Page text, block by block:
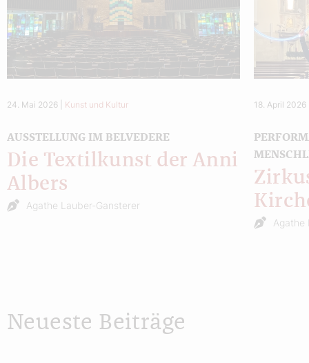
24. Mai 2026 Kunst und Kultur
AUSSTELLUNG IM BELVEDERE
Die Textilkunst der Anni
Albers
Agathe Lauber-Gansterer
18. April 2026
Agathe
Neueste Beiträge